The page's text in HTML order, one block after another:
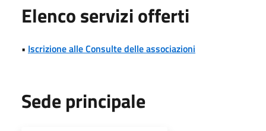
Elenco servizi offerti
• Iscrizione alle Consulte delle associazioni
Sede principale